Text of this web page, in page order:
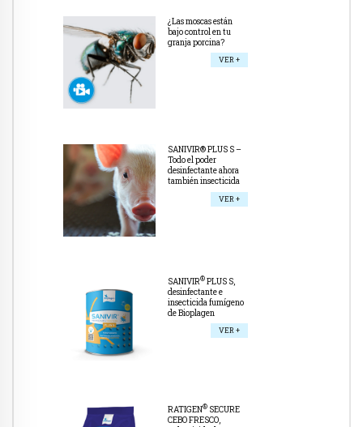
¿Las moscas están
bajo control en tu
granja porcina?
VER +
SANIVIR® PLUS S –
Todo el poder
desinfectante ahora
también insecticida
VER +
SANIVIR®PLUS S,
desinfectante e
insecticida fumígeno
de Bioplagen
VER +
RATIGEN®SECURE
CEBO FRESCO,